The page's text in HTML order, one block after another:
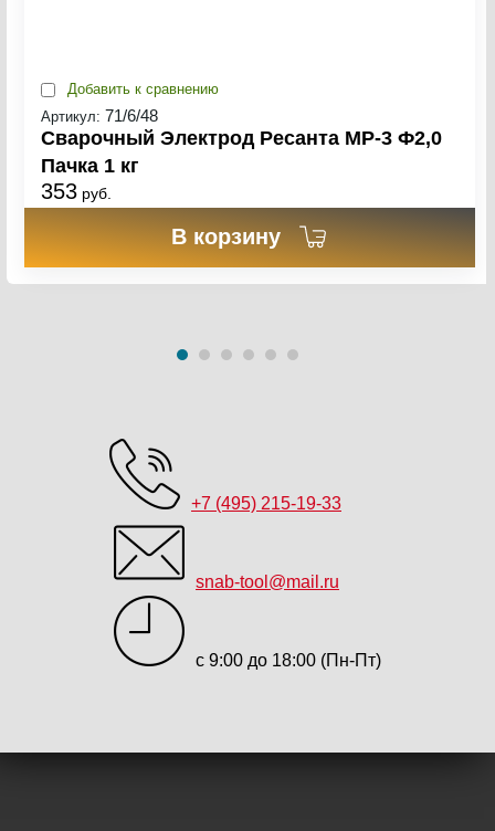
Добавить к сравнению
Артикул: 71/6/48
Сварочный Электрод Ресанта МР-3 Ф2,0
Пачка 1 кг
353 руб.
В корзину
+7 (495) 215-19-33
snab-tool@mail.ru
с 9:00 до 18:00 (Пн-Пт)